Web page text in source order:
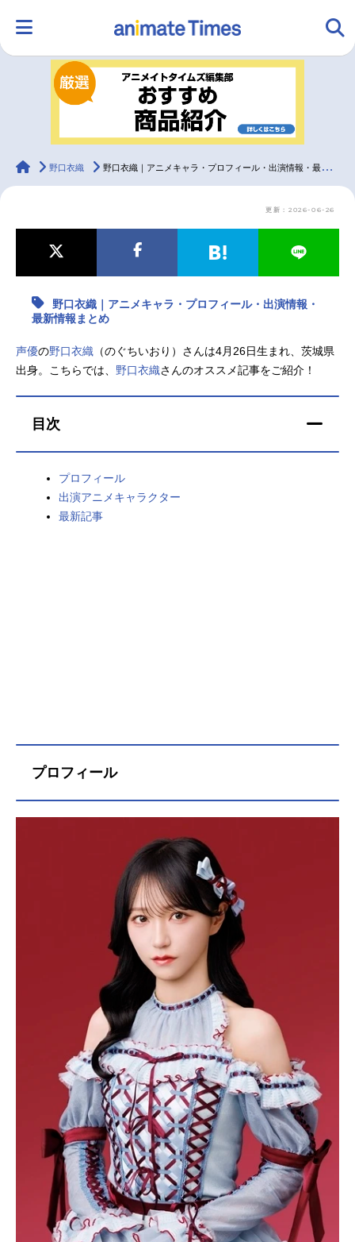
ランキング アニメ
ラジオ グッズ
最新記事一覧
アニメ記事一覧 声優記事一覧
今期アニメ曜日別一覧
春アニメ 夏アニメ
秋アニメ
男性声優/女性声優一覧
animateTimes
野口衣織 野口衣織｜アニメキャラ・プロフィール・出演情報・最新情報まとめ
更新：2026-06-26
野口衣織｜アニメキャラ・プロフィール・出演情報・
最新情報まとめ
声優の野口衣織 （のぐちいおり）さんは4月26日生まれ、茨城県
出身。こちらでは、 野口衣織さんのオススメ記事をご紹介！
目次
プロフィール
出演アニメキャラクター
最新記事
プロフィール